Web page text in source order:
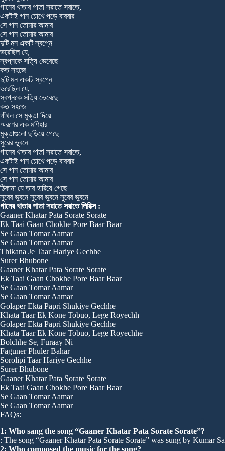
গানের খাতার পাতা সরাতে সরাতে,
একটাই গান চোখে পড়ে বারবার
সে গান তোমার আমার
সে গান তোমার আমার
দুটি মন একটি স্বপ্নে
ভরেছিল যে,
স্বপ্নকে সত্যি ভেবেছে
কত সহজে
দুটি মন একটি স্বপ্নে
ভরেছিল যে,
স্বপ্নকে সত্যি ভেবেছে
কত সহজে
গাঁথল সে মুক্তা দিয়ে
স্মরণের এক মণিহার
মুক্তাগুলো ছড়িয়ে গেছে
সুরের ভুবনে
গানের খাতার পাতা সরাতে সরাতে,
একটাই গান চোখে পড়ে বারবার
সে গান তোমার আমার
সে গান তোমার আমার
ঠিকানা যে তার হারিয়ে গেছে
সুরের ভুবনে সুরের ভুবনে সুরের ভুবনে
গানের খাতার পাতা সরাতে সরাতে লিরিক্স :
Gaaner Khatar Pata Sorate Sorate
Ek Taai Gaan Chokhe Pore Baar Baar
Se Gaan Tomar Aamar
Se Gaan Tomar Aamar
Thikana Je Taar Hariye Gechhe
Surer Bhubone
Gaaner Khatar Pata Sorate Sorate
Ek Taai Gaan Chokhe Pore Baar Baar
Se Gaan Tomar Aamar
Se Gaan Tomar Aamar
Golaper Ekta Papri Shukiye Gechhe
Khata Taar Ek Kone Tobuo, Lege Royechh
Golaper Ekta Papri Shukiye Gechhe
Khata Taar Ek Kone Tobuo, Lege Royechhe
Bolchhe Se, Furaay Ni
Faguner Phuler Bahar
Sorolipi Taar Hariye Gechhe
Surer Bhubone
Gaaner Khatar Pata Sorate Sorate
Ek Taai Gaan Chokhe Pore Baar Baar
Se Gaan Tomar Aamar
Se Gaan Tomar Aamar
FAQs:
1: Who sang the song “Gaaner Khatar Pata Sorate Sorate”?
: The song “Gaaner Khatar Pata Sorate Sorate” was sung by Kumar
2: Who composed the music for the song?